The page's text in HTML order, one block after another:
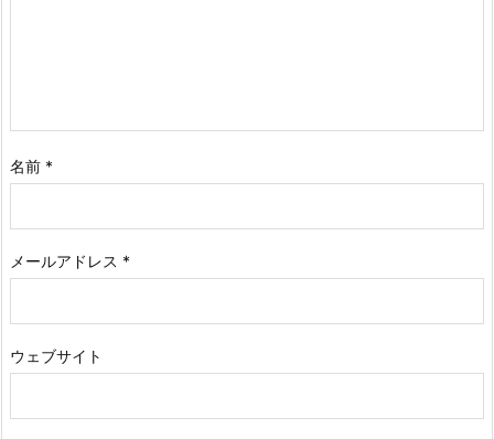
名前 *
メールアドレス *
ウェブサイト